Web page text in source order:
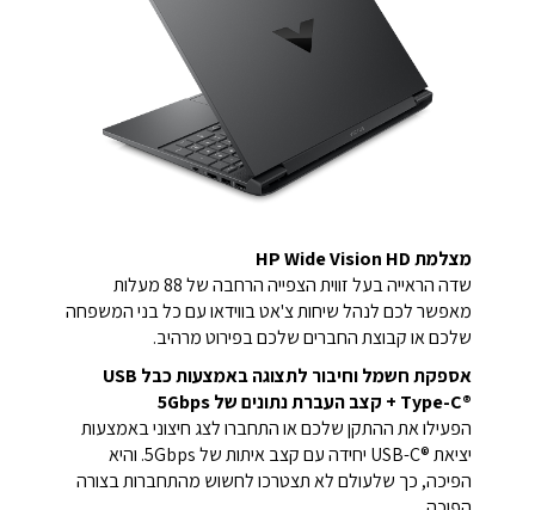
מצלמת HP Wide Vision HD
שדה הראייה בעל זווית הצפייה הרחבה של 88 מעלות
מאפשר לכם לנהל שיחות צ'אט בווידאו עם כל בני המשפחה
שלכם או קבוצת החברים שלכם בפירוט מרהיב.
אספקת חשמל וחיבור לתצוגה באמצעות כבל USB
Type-C®‎ + קצב העברת נתונים של 5Gbps
הפעילו את ההתקן שלכם או התחברו לצג חיצוני באמצעות
יציאת USB-C®‎ יחידה עם קצב איתות של 5Gbps. והיא
הפיכה, כך שלעולם לא תצטרכו לחשוש מהתחברות בצורה